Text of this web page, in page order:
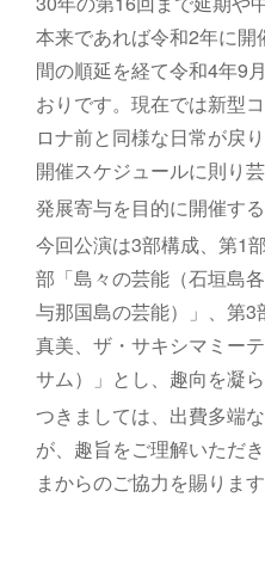
本来であれば令和2年に
間の順延を経て令和4年9
おりです。現在では新型
ロナ前と同様な日常が戻
開催スケジュールに則り
発展寄与を目的に開催す
今回公演は3部構成、第1
部「島々の芸能（石垣島
与那国島の芸能）」、第
真美、ザ・サキシマミー
サム）」とし、趣向を凝
つきましては、出費多端
が、趣旨をご理解いただ
まからのご協力を賜りま